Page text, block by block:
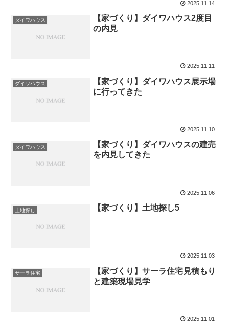
2025.11.14
ダイワハウス
【家づくり】ダイワハウス2度目
の内見
2025.11.11
ダイワハウス
【家づくり】ダイワハウス展示場
に行ってきた
2025.11.10
ダイワハウス
【家づくり】ダイワハウスの建売
を内見してきた
2025.11.06
土地探し 【家づくり】土地探し5
2025.11.03
サーラ住宅
【家づくり】サーラ住宅見積もり
と建築現場見学
2025.11.01